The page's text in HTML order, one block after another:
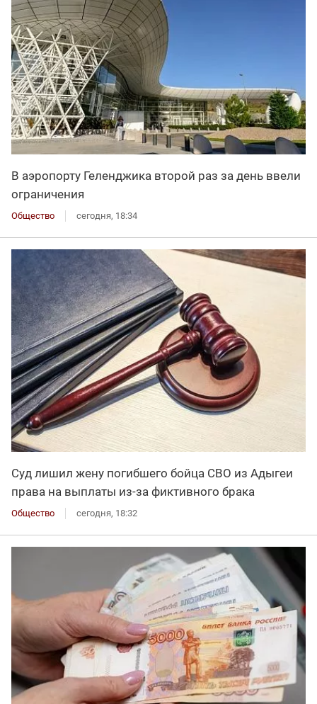
В аэропорту Геленджика второй раз за день ввели
ограничения
Общество сегодня, 18:34
Суд лишил жену погибшего бойца СВО из Адыгеи
права на выплаты из-за фиктивного брака
Общество сегодня, 18:32